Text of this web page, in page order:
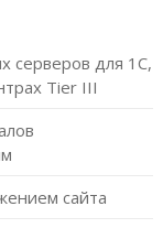
серверов для 1С,
Tier III
сайта